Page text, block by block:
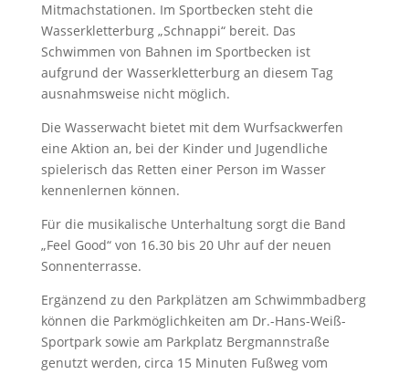
Mitmachstationen. Im Sportbecken steht die
Wasserkletterburg „Schnappi“ bereit. Das
Schwimmen von Bahnen im Sportbecken ist
aufgrund der Wasserkletterburg an diesem Tag
ausnahmsweise nicht möglich.
Die Wasserwacht bietet mit dem Wurfsackwerfen
eine Aktion an, bei der Kinder und Jugendliche
spielerisch das Retten einer Person im Wasser
kennenlernen können.
Für die musikalische Unterhaltung sorgt die Band
„Feel Good“ von 16.30 bis 20 Uhr auf der neuen
Sonnenterrasse.
Ergänzend zu den Parkplätzen am Schwimmbadberg
können die Parkmöglichkeiten am Dr.-Hans-Weiß-
Sportpark sowie am Parkplatz Bergmannstraße
genutzt werden, circa 15 Minuten Fußweg vom